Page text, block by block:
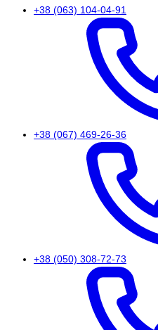
+38 (063) 104-04-91
+38 (067) 469-26-36
+38 (050) 308-72-73